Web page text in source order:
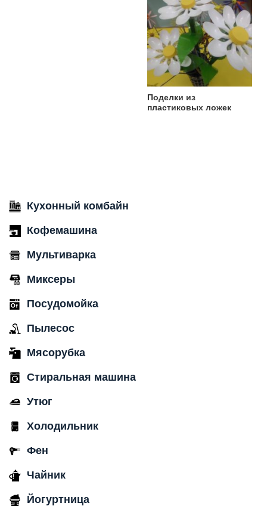
Поделки из
пластиковых ложек
Кухонный комбайн
Кофемашина
Мультиварка
Миксеры
Посудомойка
Пылесос
Мясорубка
Стиральная машина
Утюг
Холодильник
Фен
Чайник
Йогуртница